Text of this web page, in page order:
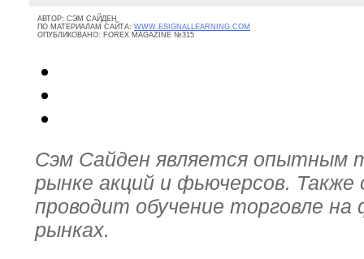
АВТОР: СЭМ САЙДЕН
ПО МАТЕРИАЛАМ САЙТА: WWW.ESIGNALLEARNING.COM
ОПУБЛИКОВАНО: FOREX MAGAZINE №315
Сэм Сайден является опытным
рынке акций и фьючерсов. Также
проводит обучение торговле на
рынках.